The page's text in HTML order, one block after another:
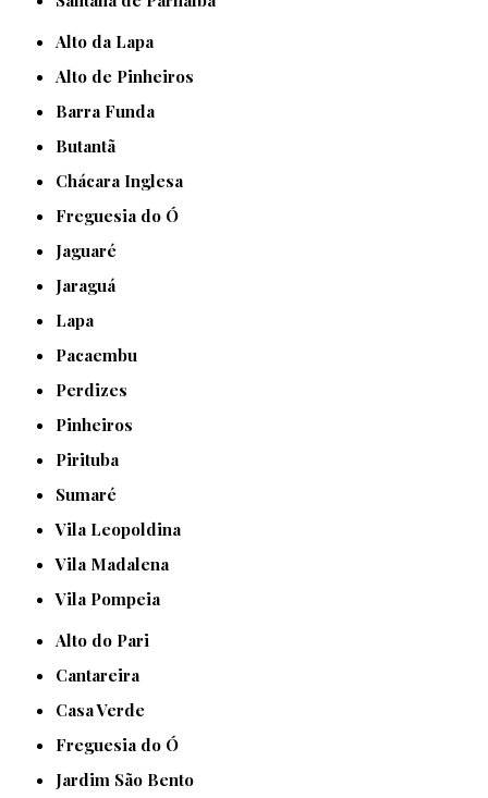
Alto da Lapa
Alto de Pinheiros
Barra Funda
Butantã
Chácara Inglesa
Freguesia do Ó
Jaguaré
Jaraguá
Lapa
Pacaembu
Perdizes
Pinheiros
Pirituba
Sumaré
Vila Leopoldina
Vila Madalena
Vila Pompeia
Alto do Pari
Cantareira
Casa Verde
Freguesia do Ó
Jardim São Bento